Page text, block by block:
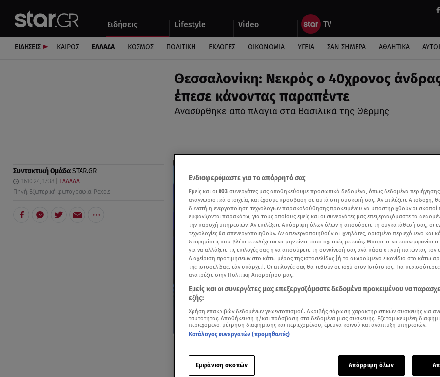
Ειδήσεις Lifestyle Video
Αυτοκίνητο
ΕΙΔΗΣΕΙΣ ΚΑΙΡΟΣ ΕΛΛΑΔΑ ΚΟΣΜΟΣ ΠΟΛΙΤΙΚΗ ΕΚΛΟΓΕΣ ΟΙΚΟΝΟΜΙΑ ΥΓΕΙΑ ΣΑΝ ΣΗΜΕΡΑ ΑΘΛΗΤΙΚΑ
Θεσσαλονίκη: Νεκρός ο 40χρονος
έπεσε κάνοντας παραπέντε
Ανασύρθηκε από πλαγιά στα Βασιλικά της Θέρμης
Συντακτική ΟμάδαSTAR.GR
16.10.24, 17:38
ΕΛΛΑΔΑ
Πηγή: Εξωτερική φωτογραφία: Pexels
Add star.gr on Google
Ενδιαφερόμαστε για το απόρρητό σας
Εμείς και οι 603 συνεργάτες μας αποθηκεύουμε προσωπικά δεδομένα, όπως δεδομένα
αναγνωριστικά στοιχεία, και έχουμε πρόσβαση σε αυτά στη συσκευή σας. Αν επιλέξετε Αποδοχή,
δυνατή η ενεργοποίηση τεχνολογιών παρακολούθησης προκειμένου να υποστηριχθούν οι σκοποί
εμφανίζονται παρακάτω, για τους οποίους εμείς και οι συνεργάτες μας επεξεργαζόμαστε τα
την παροχή υπηρεσιών. Αν επιλέξετε Απόρριψη όλων όλων ή αποσύρετε τη συγκατάθεσή σας, οι
τεχνολογίες θα απενεργοποιηθούν. Αν απενεργοποιηθούν οι ιχνηλάτες, ορισμένο περιεχόμενο και
διαφημίσεις που βλέπετε ενδέχεται να μην είναι τόσο σχετικές με εσάς. Μπορείτε να
για να αλλάξετε τις επιλογές σας ή να αποσύρετε τη συναίνεσή σας ανά πάσα στιγμή πατώντας τον
Διαχείριση προτιμήσεων στο κάτω μέρος της ιστοσελίδας [ή το αιωρούμενο εικονίδιο στο κάτω
της ιστοσελίδας, εάν υπάρχει]. Οι επιλογές σας θα τεθούν σε ισχύ στον Ιστότοπος. Για
ανατρέξτε στην Πολιτική Απορρήτου μας.
Εμείς και οι συνεργάτες μας επεξεργαζόμαστε δεδομένα προκειμένου να
εξής:
Χρήση επακριβών δεδομένων γεωεντοπισμού. Ακριβής σάρωση χαρακτηριστικών συσκευής για
ταυτότητας. Αποθήκευση ή/και πρόσβαση στα δεδομένα μιας συσκευής. Εξατομικευμένη
περιεχόμενο, μέτρηση διαφήμισης και περιεχομένου, έρευνα κοινού και ανάπτυξη υπηρεσιών.
Κατάλογος συνεργατών (προμηθευτές)
Εμφάνιση σκοπών Απόρριψη όλων